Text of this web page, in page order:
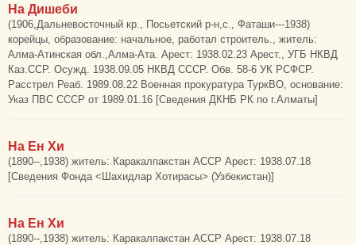
На Дишеби
(1906,Дальневосточный кр., Посьетский р-н,с., Фаташи---1938)
корейцы, образование: начальное, работал строитель., житель:
Алма-Атинская обл.,Алма-Ата. Арест: 1938.02.23 Арест., УГБ НКВД
Каз.ССР. Осужд. 1938.09.05 НКВД СССР. Обв. 58-6 УК РСФСР.
Расстрел Реаб. 1989.08.22 Военная прокуратура ТуркВО, основание:
Указ ПВС СССР от 1989.01.16 [Сведения ДКНБ РК по г.Алматы]
На Ен Хи
(1890--,1938) житель: Каракалпакстан АССР Арест: 1938.07.18
[Сведения Фонда <Шахидлар Хотирасы> (Узбекистан)]
На Ен Хи
(1890--,1938) житель: Каракалпакстан АССР Арест: 1938.07.18